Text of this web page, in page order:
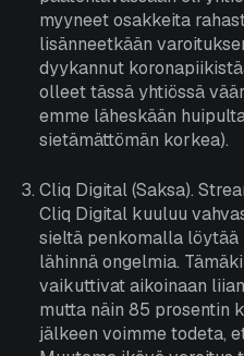
myyneet osakkeita
lisänneetkään
dyykannut
olleet tässä yhtiössä
emme läheskään
sietämättömän korkea).
Cliq Digital (Saksa).
Cliq Digital kuuluu
sieltä penkomalla löytää
lähinnä ongelmia.
vaikuttivat aikoinaan
mutta näin 85 prosentin
jälkeen voimme todeta,